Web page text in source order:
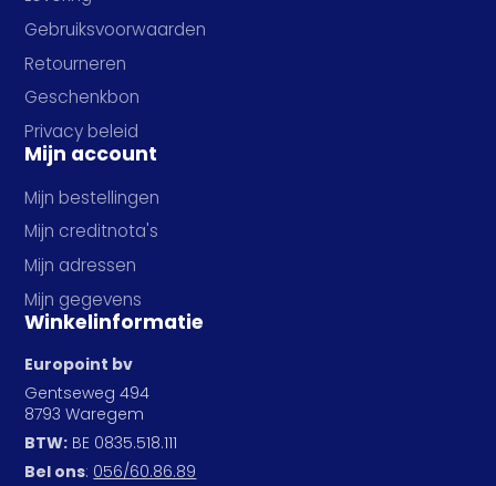
Gebruiksvoorwaarden
Retourneren
Geschenkbon
Privacy beleid
Mijn account
Mijn bestellingen
Mijn creditnota's
Mijn adressen
Mijn gegevens
Winkelinformatie
Europoint bv
Gentseweg 494
8793 Waregem
BTW: BE 0835.518.111
Bel ons: 056/60.86.89